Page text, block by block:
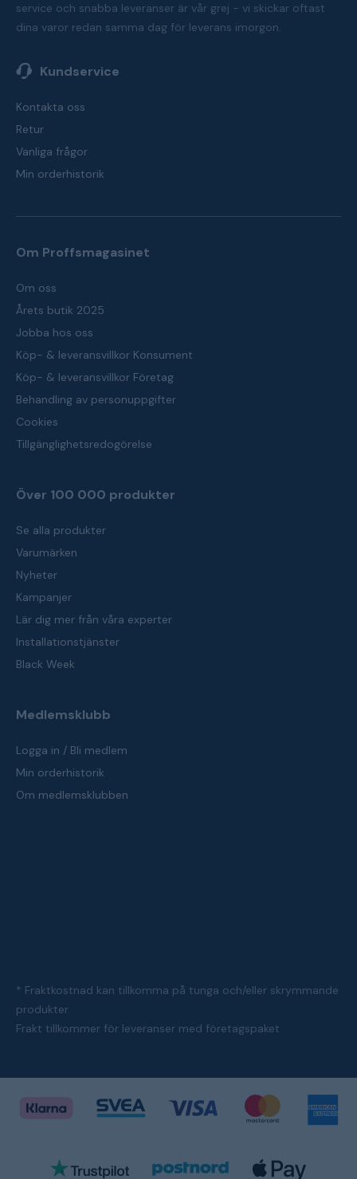
service och snabba leveranser är vår grej - vi skickar oftast
dina varor redan samma dag för leverans imorgon.
Kundservice
Kontakta oss
Retur
Vanliga frågor
Min orderhistorik
Om Proffsmagasinet
Om oss
Årets butik 2025
Jobba hos oss
Köp- & leveransvillkor Konsument
Köp- & leveransvillkor Företag
Behandling av personuppgifter
Cookies
Tillgänglighetsredogörelse
Över 100 000 produkter
Se alla produkter
Varumärken
Nyheter
Kampanjer
Lär dig mer från våra experter
Installationstjänster
Black Week
Medlemsklubb
Logga in / Bli medlem
Min orderhistorik
Om medlemsklubben
* Fraktkostnad kan tillkomma på tunga och/eller skrymmande
produkter
Frakt tillkommer för leveranser med företagspaket